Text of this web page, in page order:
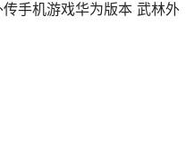
手机游戏华为版本 武林外